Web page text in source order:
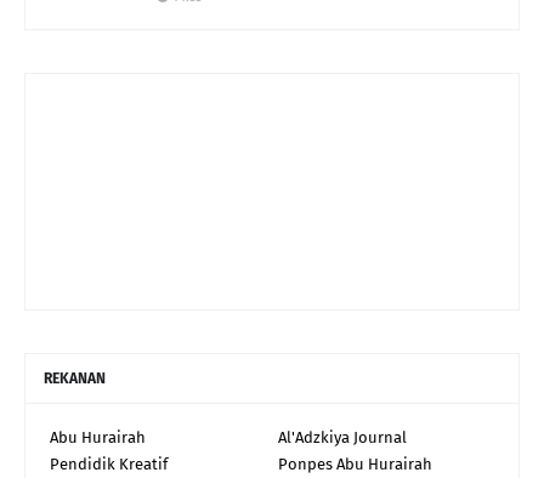
REKANAN
Abu Hurairah
Al'Adzkiya Journal
Pendidik Kreatif
Ponpes Abu Hurairah